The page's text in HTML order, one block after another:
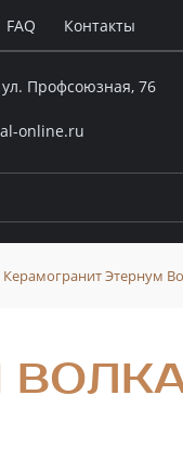
FAQ Контакты
Профсоюзная, 76
online.ru
Керамогранит Этернум